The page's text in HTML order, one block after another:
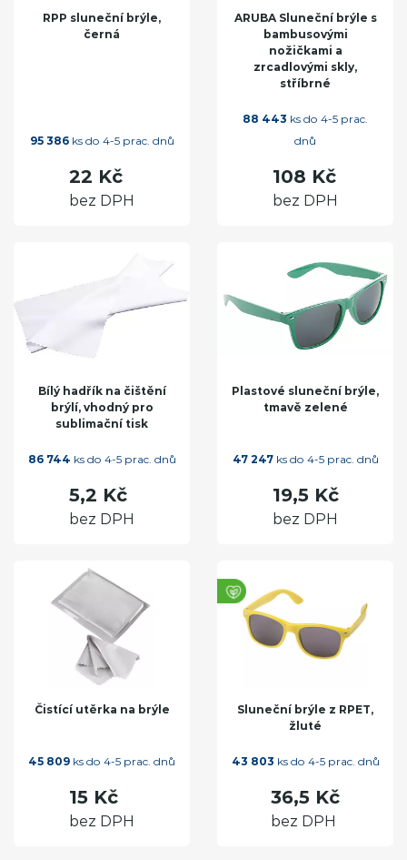
RPP sluneční brýle,
černá
95 386ks do 4-5 prac. dnů
22 Kč
bez DPH
ARUBA Sluneční brýle s
bambusovými
nožičkami a
zrcadlovými skly,
stříbrné
88 443 ks do 4-5 prac.
dnů
108 Kč
bez DPH
Bílý hadřík na čištění
brýlí, vhodný pro
sublimační tisk
86 744 ks do 4-5 prac. dnů
5,2 Kč
bez DPH
Plastové sluneční brýle,
tmavě zelené
47 247ks do 4-5 prac. dnů
19,5 Kč
bez DPH
Čistící utěrka na brýle
45 809 ks do 4-5 prac. dnů
15 Kč
bez DPH
Sluneční brýle z RPET,
žluté
43 803 ks do 4-5 prac. dnů
36,5 Kč
bez DPH